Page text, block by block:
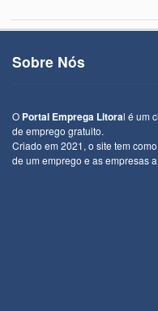
Sobre Nós
O Portal Emprega Litoral é um
de emprego gratuito.
Criado em 2021, o site tem
de um emprego e as empresas